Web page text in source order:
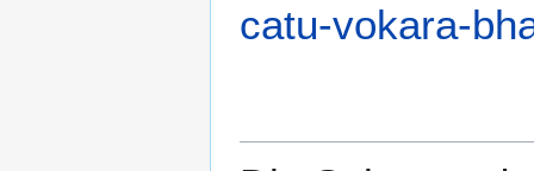
catu-vokara-